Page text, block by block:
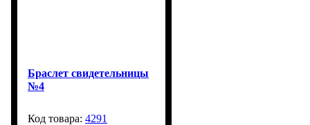
Браслет свидетельницы
№4
4291